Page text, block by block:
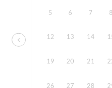
5 6 7 8
12 13 14
19 20 21
26 27 28